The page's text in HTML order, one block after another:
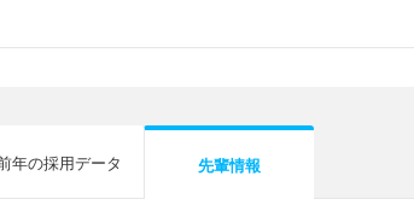
年の採用データ 先輩情報